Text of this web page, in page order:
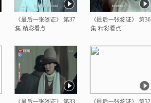
《最后一张签证》 第37
集 精彩看点
《最后一张签证》 第36
集 精彩看点
《最后一张签证》 第33 《最后一张签证》 第32